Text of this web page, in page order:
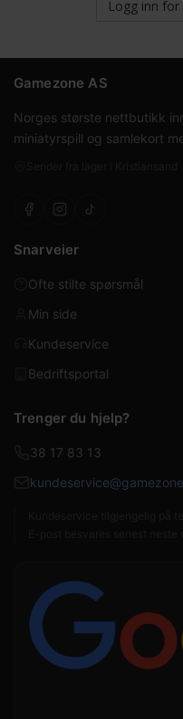
Logg inn for
Gamezone AS
Norges største nettbutikk
miniatyrspill og samlekort
Snarveier
Ofte stilte spørsmål
Min side
Kundeservice
Bedriftsportal
Trenger du hjelp?
38 17 83 13